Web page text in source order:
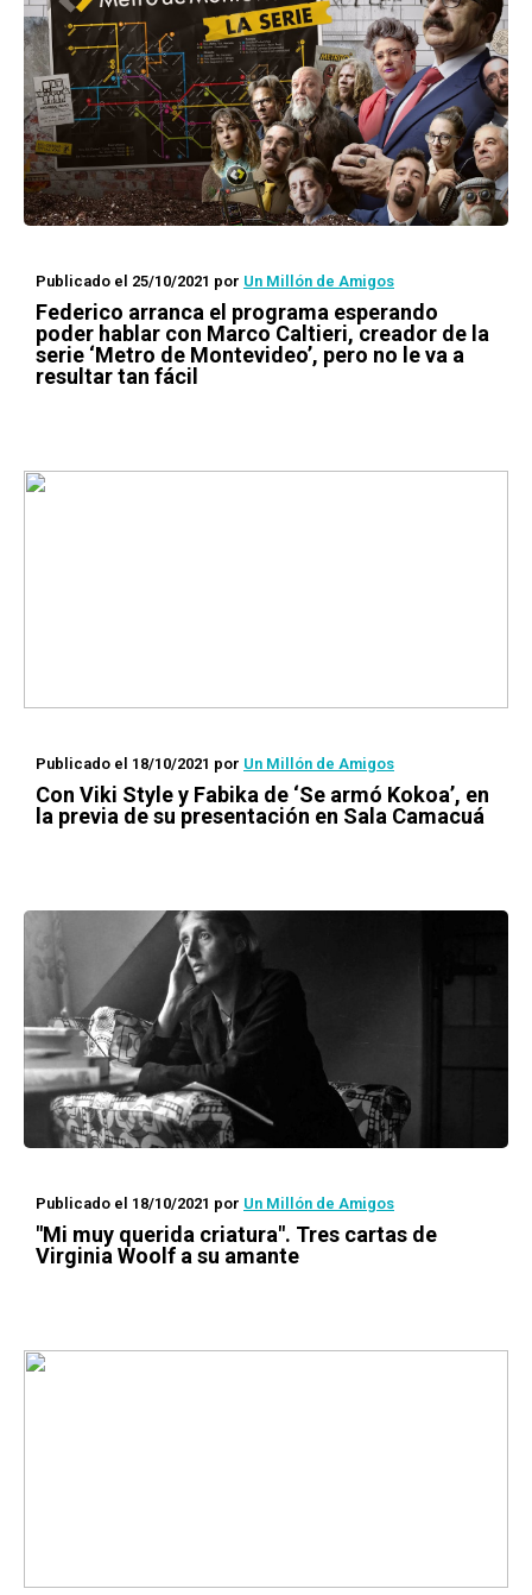
Publicado el 25/10/2021 por Un Millón de Amigos
Federico arranca el programa esperando
poder hablar con Marco Caltieri, creador de la
serie ‘Metro de Montevideo’, pero no le va a
resultar tan fácil
Publicado el 18/10/2021 por Un Millón de Amigos
Con Viki Style y Fabika de ‘Se armó Kokoa’, en
la previa de su presentación en Sala Camacuá
Publicado el 18/10/2021 por Un Millón de Amigos
"Mi muy querida criatura". Tres cartas de
Virginia Woolf a su amante